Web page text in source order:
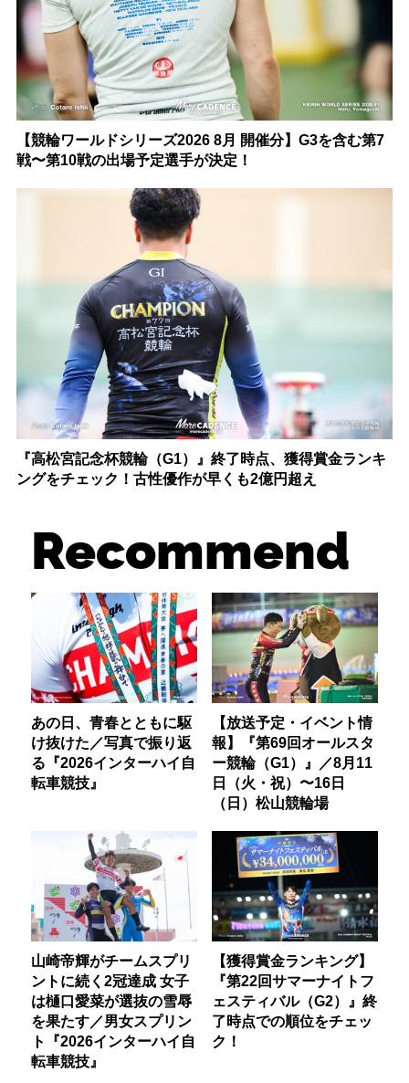
【競輪ワールドシリーズ2026 8月 開催分】G3を含む第7
戦〜第10戦の出場予定選手が決定！
『高松宮記念杯競輪（G1）』終了時点、獲得賞金ランキ
ングをチェック！古性優作が早くも2億円超え
Recommend
あの日、青春とともに駆
け抜けた／写真で振り返
る『2026インターハイ自
転車競技』
【放送予定・イベント情
報】『第69回オールスタ
ー競輪（G1）』／8月11
日（火・祝）〜16日
（日）松山競輪場
山崎帝輝がチームスプリ
ントに続く2冠達成 女子
は樋口愛菜が選抜の雪辱
を果たす／男女スプリン
ト『2026インターハイ自
転車競技』
【獲得賞金ランキング】
『第22回サマーナイトフ
ェスティバル（G2）』終
了時点での順位をチェッ
ク！